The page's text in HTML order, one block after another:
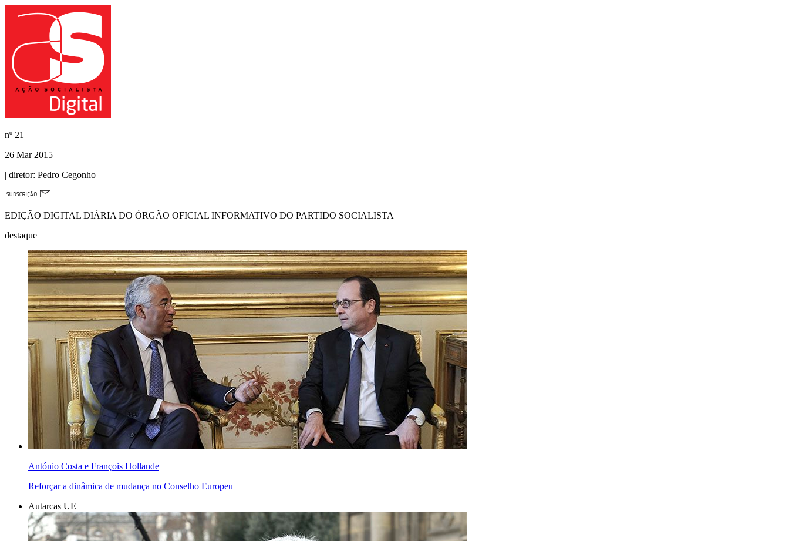
nº 21
26 Mar 2015
| diretor: Pedro Cegonho
EDIÇÃO DIGITAL DIÁRIA DO ÓRGÃO OFICIAL INFORMATIVO DO PARTIDO SOCIALISTA
destaque
António Costa e François Hollande
Reforçar a dinâmica de mudança no Conselho Europeu
Autarcas UE